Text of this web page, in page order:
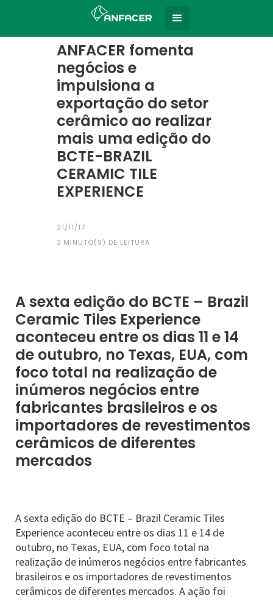
Todas as notícias
ANFACER fomenta
negócios e
impulsiona a
exportação do setor
cerâmico ao realizar
mais uma edição do
BCTE-BRAZIL
CERAMIC TILE
EXPERIENCE
21/11/17
3 MINUTO(S) DE LEITURA
A sexta edição do BCTE – Brazil
Ceramic Tiles Experience
aconteceu entre os dias 11 e 14
de outubro, no Texas, EUA, com
foco total na realização de
inúmeros negócios entre
fabricantes brasileiros e os
importadores de revestimentos
cerâmicos de diferentes
mercados
A sexta edição do BCTE – Brazil Ceramic Tiles
Experience aconteceu entre os dias 11 e 14 de
outubro, no Texas, EUA, com foco total na
realização de inúmeros negócios entre fabricantes
brasileiros e os importadores de revestimentos
cerâmicos de diferentes mercados. A ação foi